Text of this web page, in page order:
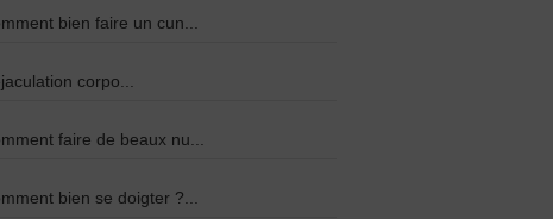
bien faire un cun...
corpo...
faire de beaux nu...
bien se doigter ?...